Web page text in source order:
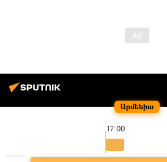
Արմենիա
17:00